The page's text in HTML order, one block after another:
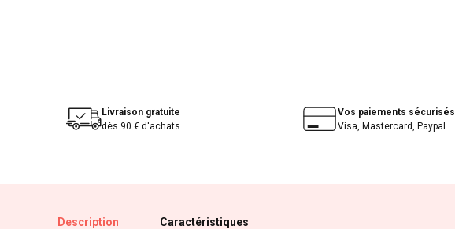
Livraison gratuite
dès 90 € d'achats
Vos paiements sécurisés
Visa, Mastercard, Paypal
Description Caractéristiques